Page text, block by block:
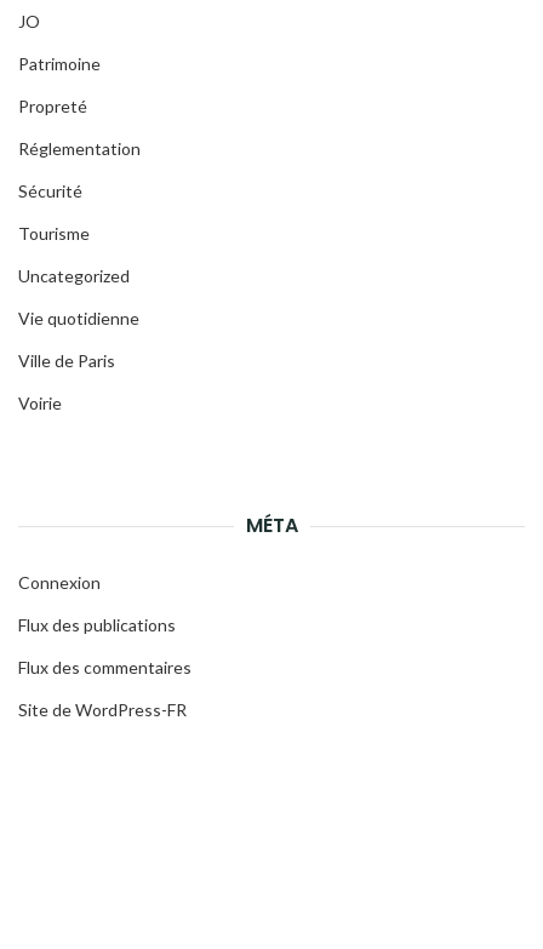
JO
Patrimoine
Propreté
Réglementation
Sécurité
Tourisme
Uncategorized
Vie quotidienne
Ville de Paris
Voirie
MÉTA
Connexion
Flux des publications
Flux des commentaires
Site de WordPress-FR